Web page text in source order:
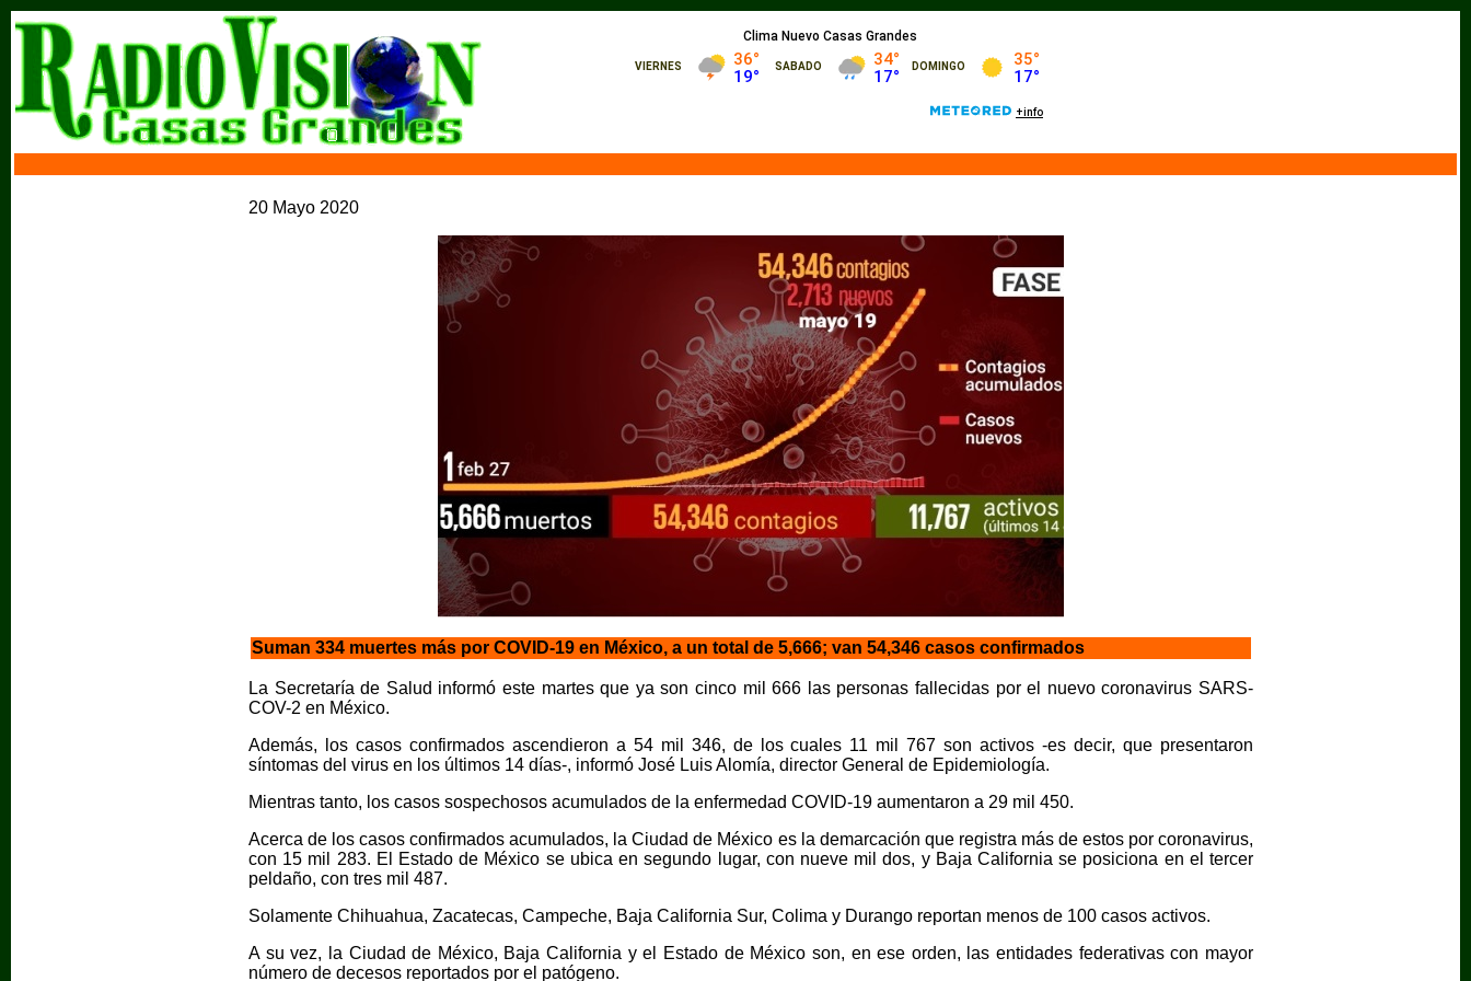
20 Mayo 2020
Suman 334 muertes más por COVID-19 en México, a un total de 5,666; van 54,346 casos confirmados
La Secretaría de Salud informó este martes que ya son cinco mil 666 las personas fallecidas por el nuevo coronavirus SARS-
COV-2 en México.
Además, los casos confirmados ascendieron a 54 mil 346, de los cuales 11 mil 767 son activos -es decir, que presentaron
síntomas del virus en los últimos 14 días-, informó José Luis Alomía, director General de Epidemiología.
Mientras tanto, los casos sospechosos acumulados de la enfermedad COVID-19 aumentaron a 29 mil 450.
Acerca de los casos confirmados acumulados, la Ciudad de México es la demarcación que registra más de estos por coronavirus,
con 15 mil 283. El Estado de México se ubica en segundo lugar, con nueve mil dos, y Baja California se posiciona en el tercer
peldaño, con tres mil 487.
Solamente Chihuahua, Zacatecas, Campeche, Baja California Sur, Colima y Durango reportan menos de 100 casos activos.
A su vez, la Ciudad de México, Baja California y el Estado de México son, en ese orden, las entidades federativas con mayor
número de decesos reportados por el patógeno.